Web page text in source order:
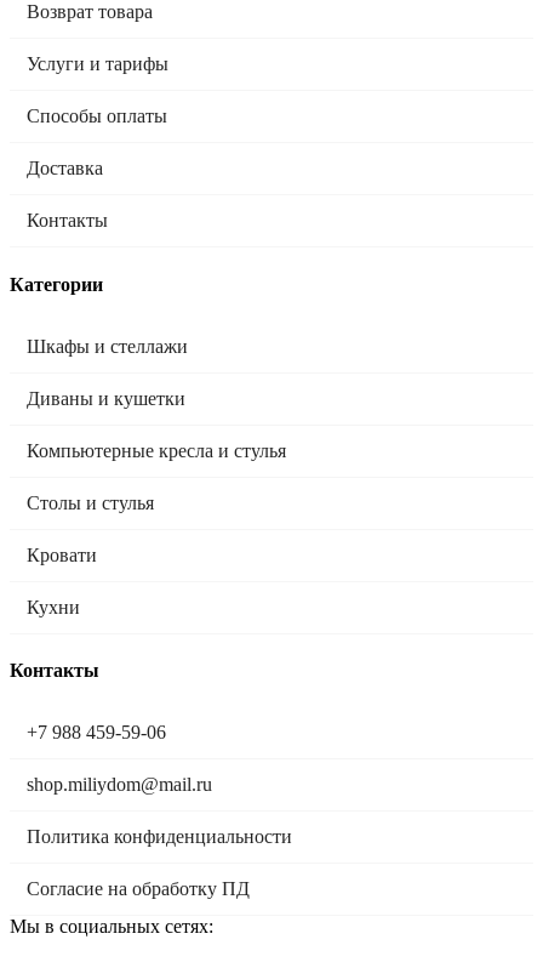
Возврат товара
Услуги и тарифы
Способы оплаты
Доставка
Контакты
Категории
Шкафы и стеллажи
Диваны и кушетки
Компьютерные кресла и стулья
Столы и стулья
Кровати
Кухни
Контакты
+7 988 459-59-06
shop.miliydom@mail.ru
Политика конфиденциальности
Согласие на обработку ПД
Мы в социальных сетях: